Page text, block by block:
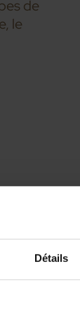
Détails
de
le